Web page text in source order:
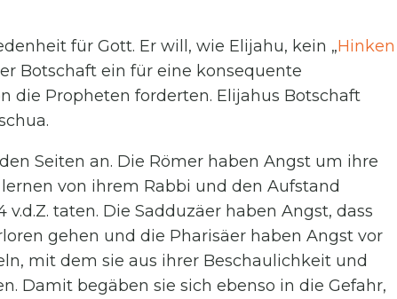
für Gott. Er will, wie Elijahu, kein „Hinken
Botschaft ein für eine konsequente
die Propheten forderten. Elijahus Botschaft
Seiten an. Die Römer haben Angst um ihre
von ihrem Rabbi und den Aufstand
taten. Die Sadduzäer haben Angst, dass
gehen und die Pharisäer haben Angst vor
mit dem sie aus ihrer Beschaulichkeit und
Damit begäben sie sich ebenso in die Gefahr,